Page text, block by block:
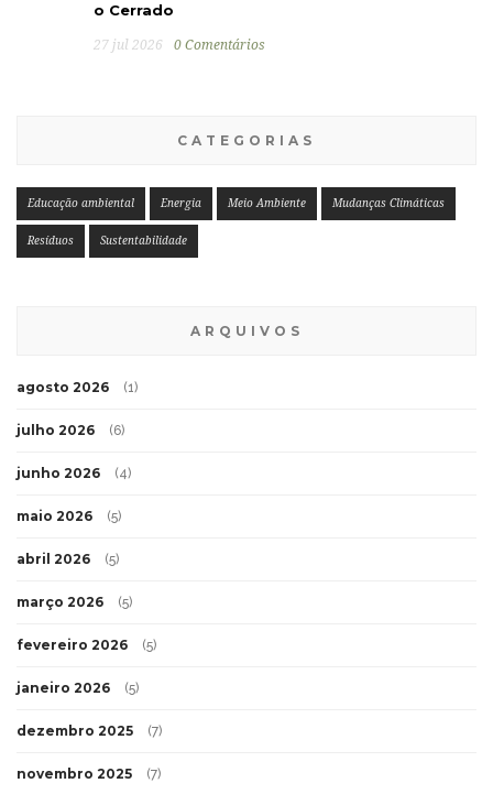
o Cerrado
27 jul 2026 0 Comentários
CATEGORIAS
Educação ambiental Energia Meio Ambiente Mudanças Climáticas
Resíduos Sustentabilidade
ARQUIVOS
agosto 2026 (1)
julho 2026 (6)
junho 2026 (4)
maio 2026 (5)
abril 2026 (5)
março 2026 (5)
fevereiro 2026 (5)
janeiro 2026 (5)
dezembro 2025 (7)
novembro 2025 (7)